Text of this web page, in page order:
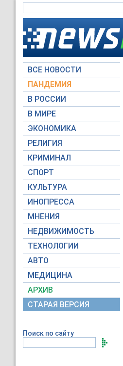
ВСЕ НОВОСТИ
ПАНДЕМИЯ
В РОССИИ
В МИРЕ
ЭКОНОМИКА
РЕЛИГИЯ
КРИМИНАЛ
СПОРТ
КУЛЬТУРА
ИНОПРЕССА
МНЕНИЯ
НЕДВИЖИМОСТЬ
ТЕХНОЛОГИИ
АВТО
МЕДИЦИНА
АРХИВ
СТАРАЯ ВЕРСИЯ
Поиск по сайту